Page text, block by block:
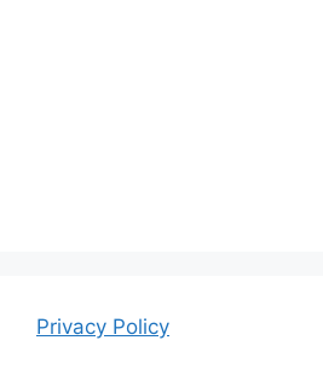
Privacy Policy